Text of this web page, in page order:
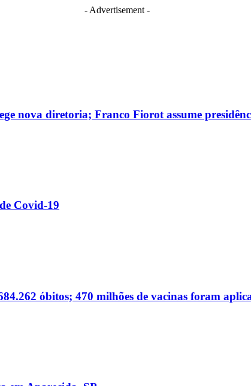
- Advertisement -
nova diretoria; Franco Fiorot assume
Covid-19
óbitos; 470 milhões de vacinas foram